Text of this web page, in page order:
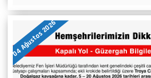
04 Ağustos 2026